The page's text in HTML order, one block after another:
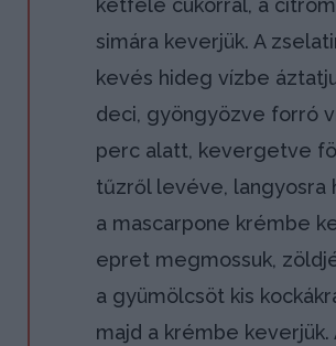
kétféle cukorral, a
simára keverjük. A
kevés hideg vízbe
deci, gyöngyözve forró
perc alatt, kevergetve
tűzről levéve, langyosra
a mascarpone krémbe
epret megmossuk,
a gyümölcsöt kis
majd a krémbe keverjük.